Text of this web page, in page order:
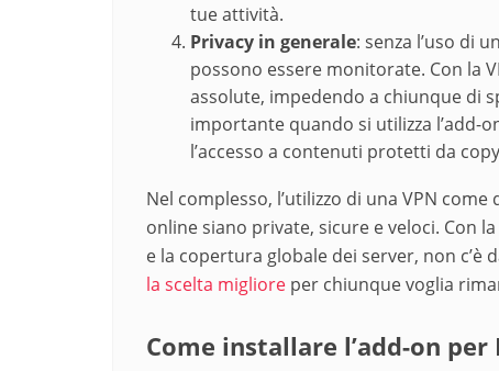
tue attività.
Privacy in generale: senza l’uso di
possono essere monitorate. Con la
assolute, impedendo a chiunque di
importante quando si utilizza l’add-
l’accesso a contenuti protetti da
Nel complesso, l’utilizzo di una VPN
online siano private, sicure e veloci. Con
e la copertura globale dei server, non c’è
la scelta migliore per chiunque voglia
Come installare l’add-on per